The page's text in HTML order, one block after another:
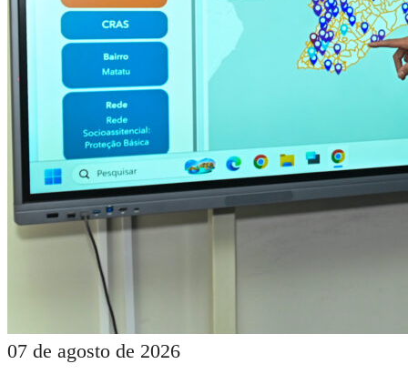
07 de agosto de 2026